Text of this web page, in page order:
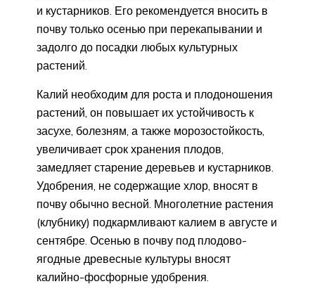
и кустарников. Его рекомендуется вносить в
почву только осенью при перекапывании и
задолго до посадки любых культурных
растений.
Калий необходим для роста и плодоношения
растений, он повышает их устойчивость к
засухе, болезням, а также морозостойкость,
увеличивает срок хранения плодов,
замедляет старение деревьев и кустарников.
Удобрения, не содержащие хлор, вносят в
почву обычно весной. Многолетние растения
(клубнику) подкармливают калием в августе и
сентябре. Осенью в почву под плодово-
ягодные древесные культуры вносят
калийно-фосфорные удобрения.